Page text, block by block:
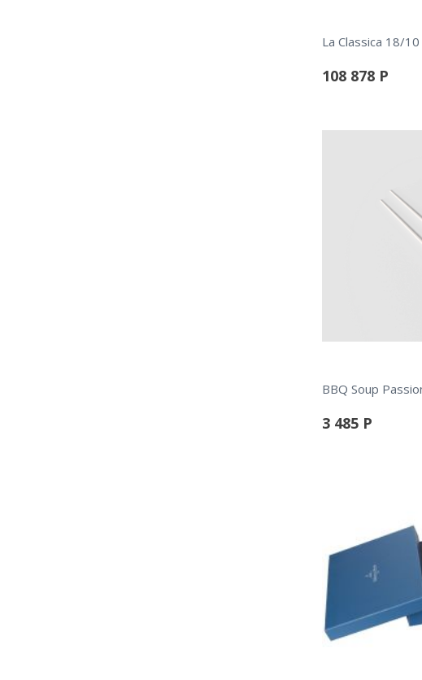
108 878 Р
3 485 Р